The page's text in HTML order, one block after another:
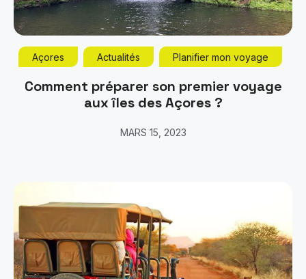
Açores Actualités Planifier mon voyage
Comment préparer son premier voyage
aux îles des Açores ?
MARS 15, 2023